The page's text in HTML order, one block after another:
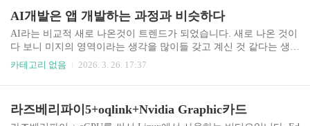
시킬건 뭐가 5이고 뭐가 0인지 숫자를 학습 시키면 되겠죠 이런 힌트
를 줬더니 AI가 더 좋은 아이디어를 내놓죠 화면에 다른 영역에도
숫자가 보이는데 0,1,4,5,7,8,9 까지 보이니까 버튼 한번 더 누르면 주
사위를 다시 굴려서 다른 숫자가 나올테니 자기가 버튼을 눌러서 모
든 숫자를 학습 하게끔 만든답..
AI개발은 앱 개발하는 과정과 비슷하다
AI라는 비교적 새로 나온것이 트렌드가 되었습니다. 새로 나온 것이
다 보니 미지의 영역이라는 생각을 많이들 갖고 계신 것 같다는 생각
이 많이 듭니다. 새로 나왔다기 보다는 대중화된게 비교적 최근이라
것 들을 이해 한다면 거기에서 많은 데이터와 GPU를 곁들이면 AI모
카테고리 없음 2026. 3. 26. 17:37
라즈베리파이5+oqlink+Nvidia Graphic카드